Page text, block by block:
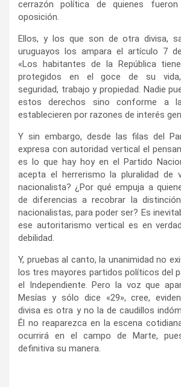
cerrazón política de quienes
oposición.
Ellos, y los que son de otra divisa,
uruguayos los ampara el artículo 7
«Los habitantes de la República
protegidos en el goce de su vida,
seguridad, trabajo y propiedad. Nadie
estos derechos sino conforme a
establecieren por razones de interés
Y sin embargo, desde las filas del
expresa con autoridad vertical el
es lo que hay hoy en el Partido
acepta el herrerismo la pluralidad de
nacionalista? ¿Por qué empuja a
de diferencias a recobrar la
nacionalistas, para poder ser? Es
ese autoritarismo vertical es en
debilidad.
Y, pruebas al canto, la unanimidad no
los tres mayores partidos políticos del
el Independiente. Pero la voz que
Mesías y sólo dice «29», cree,
divisa es otra y no la de caudillos
Él no reaparezca en la escena
ocurrirá en el campo de Marte,
definitiva su manera.